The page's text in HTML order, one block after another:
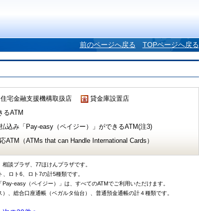
前のページへ戻る TOPページへ戻る
宅金融支援機構取扱店
貸金庫設置店
るATM
込み「Pay-easy（ペイジー）」ができるATM(注3)
ATM（ATMs that can Handle International Cards）
談プラザ、77ほけんプラザです。
ロト6、ロト7の計5種類です。
easy（ペイジー）」は、すべてのATMでご利用いただけます。
、総合口座通帳（ベガルタ仙台）、普通預金通帳の計４種類です。